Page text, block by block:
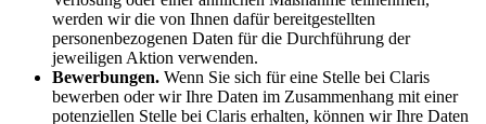
werden wir die von Ihnen dafür bereitgestellten
personenbezogenen Daten für die Durchführung der
jeweiligen Aktion verwenden.
Bewerbungen. Wenn Sie sich für eine Stelle bei Claris
bewerben oder wir Ihre Daten im Zusammenhang mit einer
potenziellen Stelle bei Claris erhalten, können wir Ihre Daten